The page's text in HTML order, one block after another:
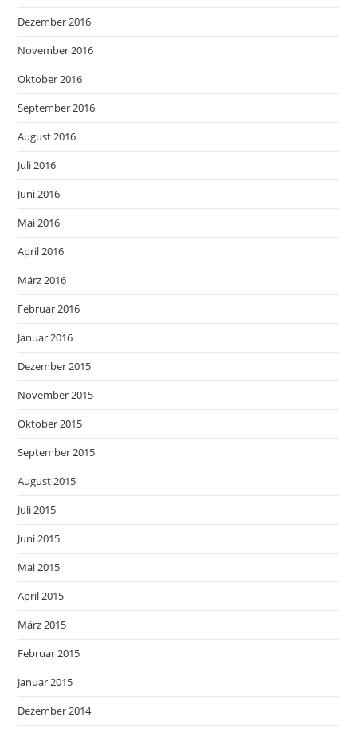
Dezember 2016
November 2016
Oktober 2016
September 2016
August 2016
Juli 2016
Juni 2016
Mai 2016
April 2016
März 2016
Februar 2016
Januar 2016
Dezember 2015
November 2015
Oktober 2015
September 2015
August 2015
Juli 2015
Juni 2015
Mai 2015
April 2015
März 2015
Februar 2015
Januar 2015
Dezember 2014